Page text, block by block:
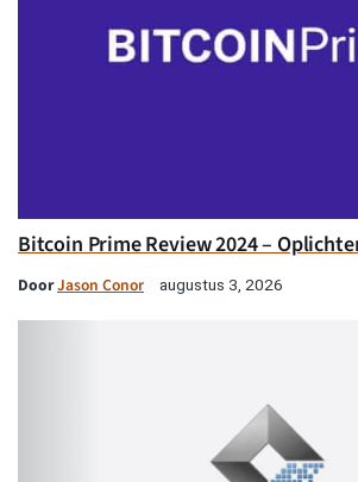
Bitcoin Prime Review 2024 –
DoorJason Conor augustus 3, 2026